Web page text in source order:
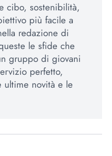
cibo, sostenibilità,
più facile a
redazione di
le sfide che
gruppo di giovani
perfetto,
ultime novità e le